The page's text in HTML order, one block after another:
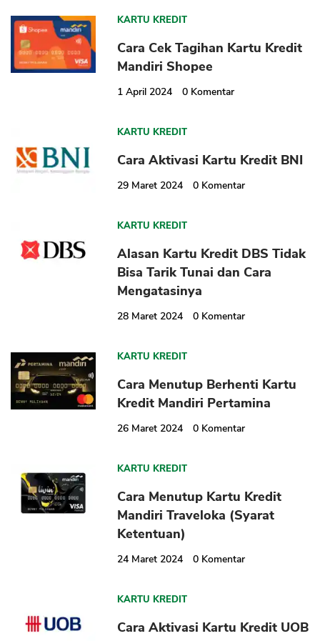
KARTU KREDIT
Cara Cek Tagihan Kartu Kredit
Mandiri Shopee
1 April 2024 0 Komentar
KARTU KREDIT
Cara Aktivasi Kartu Kredit BNI
29 Maret 2024 0 Komentar
KARTU KREDIT
Alasan Kartu Kredit DBS Tidak
Bisa Tarik Tunai dan Cara
Mengatasinya
28 Maret 2024 0 Komentar
KARTU KREDIT
Cara Menutup Berhenti Kartu
Kredit Mandiri Pertamina
26 Maret 2024 0 Komentar
KARTU KREDIT
Cara Menutup Kartu Kredit
Mandiri Traveloka (Syarat
Ketentuan)
24 Maret 2024 0 Komentar
KARTU KREDIT
Cara Aktivasi Kartu Kredit UOB
CANCEL